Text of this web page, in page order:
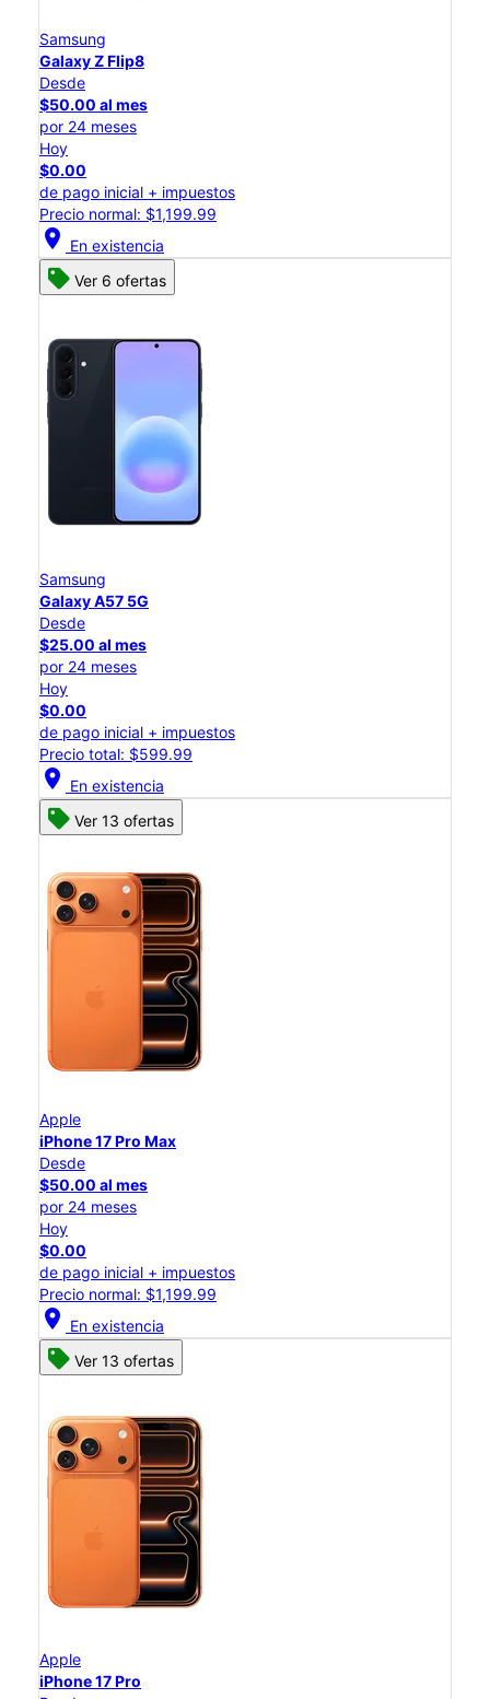
Samsung
Galaxy Z Flip8
Desde
$50.00 al mes
por 24 meses
Hoy
$0.00
de pago inicial + impuestos
Precio normal: $1,199.99
location_on En existencia
Ver 6 ofertas
Samsung
Galaxy A57 5G
Desde
$25.00 al mes
por 24 meses
Hoy
$0.00
de pago inicial + impuestos
Precio total: $599.99
location_on En existencia
Ver 13 ofertas
Apple
iPhone 17 Pro Max
Desde
$50.00 al mes
por 24 meses
Hoy
$0.00
de pago inicial + impuestos
Precio normal: $1,199.99
location_on En existencia
Ver 13 ofertas
Apple
iPhone 17 Pro